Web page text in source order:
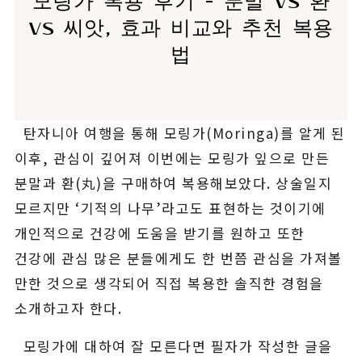
vs 씨앗, 효과 비교와 추천 복용
법
탄자니아 여행을 통해 모링가(Moringa)를 알게 된
이후, 관심이 깊어져 이번에는 모링가 잎으로 만든
분말과 환(丸)을 구매하여 복용해보았다. 상술일지
모르지만 ‘기적의 나무’라고도 표현하는 것이기에
개인적으로 건강에 도움을 받기를 원하고 또한
건강에 관심 많은 분들에게도 한 번쯤 관심을 가져볼
만한 것으로 생각되어 직접 복용한 솔직한 경험을
소개하고자 한다.
모링가에 대하여 잘 모른다면 필자가 작성한 글을